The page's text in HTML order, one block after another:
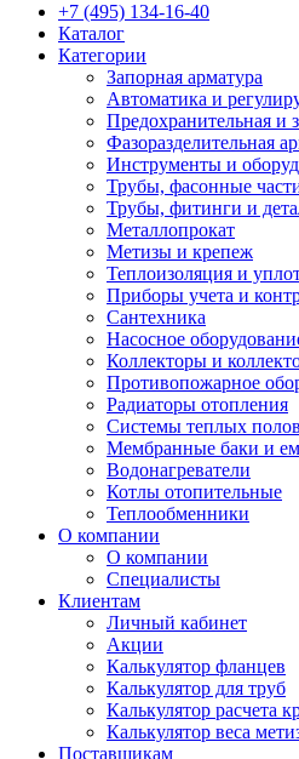
+7 (495) 134-16-40
Каталог
Категории
Запорная арматура
Автоматика и
Предохранительная и
Фазоразделительная
Инструменты и
Трубы, фасонные
Трубы, фитинги и
Металлопрокат
Метизы и крепеж
Теплоизоляция и
Приборы учета и
Сантехника
Насосное
Коллекторы и
Противопожарное
Радиаторы отопления
Системы теплых полов
Мембранные баки и
Водонагреватели
Котлы отопительные
Теплообменники
О компании
О компании
Специалисты
Клиентам
Личный кабинет
Акции
Калькулятор фланцев
Калькулятор для труб
Калькулятор расчета
Калькулятор веса
Поставщикам